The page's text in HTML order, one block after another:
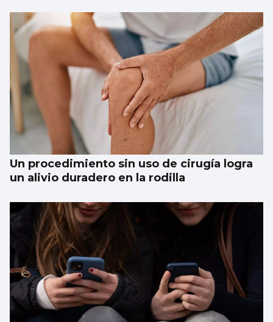
Un procedimiento sin uso de cirugía logra
un alivio duradero en la rodilla